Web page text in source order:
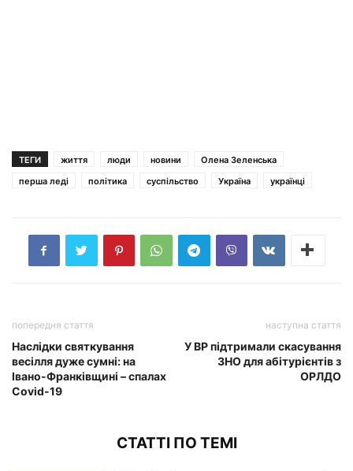
ТЕГИ життя люди новини
Олена Зеленська
перша леді
політика суспільство Україна українці
попередня стаття
Наслідки святкування
весілля дуже сумні: на
Івано-Франківщині – спалах
Covid-19
наступна стаття
У ВР підтримали скасування
ЗНО для абітурієнтів з
ОРЛДО
СТАТТІ ПО ТЕМІ